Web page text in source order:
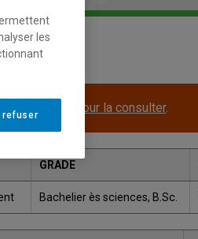
Cliquez ici pour la consulter.
GRADE
Bachelier ès sciences, B.Sc.
les
refuser